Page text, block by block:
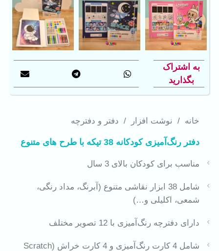
خانه / نوشت افزار / دفتر و دفترچه
دفتر رنگ‌آمیزی کودکانه 38 تیکه با طرح های متنوع
مناسب برای کودکان بالای 3 سال
شامل 38 ابزار نقاشی متنوع (آبرنگ، مداد رنگی،
شمعی، اکلیلی و…)
دارای دفترچه رنگ‌آمیزی با 12 تصویر مختلف
شامل 4 کارت رنگ‌آمیزی و 4 کارت خراش (Scratch
به اشتراک
بگذارید